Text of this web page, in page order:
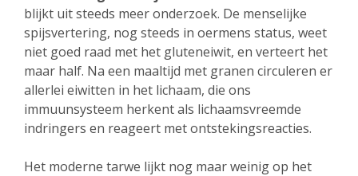
blijkt uit steeds meer onderzoek. De menselijke
spijsvertering, nog steeds in oermens status, weet
niet goed raad met het gluteneiwit, en verteert het
maar half. Na een maaltijd met granen circuleren er
allerlei eiwitten in het lichaam, die ons
immuunsysteem herkent als lichaamsvreemde
indringers en reageert met ontstekingsreacties.
Het moderne tarwe lijkt nog maar weinig op het